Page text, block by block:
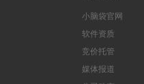
小脑袋官网
软件资质
竞价托管
媒体报道